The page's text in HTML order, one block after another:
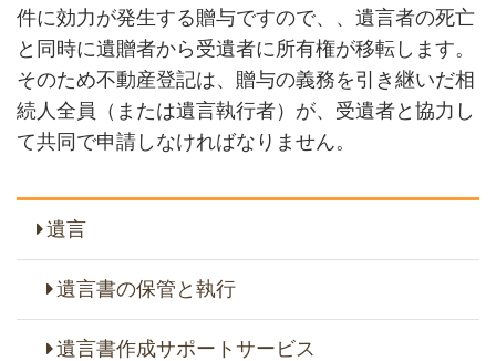
件に効力が発生する贈与ですので、、遺言者の死亡
と同時に遺贈者から受遺者に所有権が移転します。
そのため不動産登記は、贈与の義務を引き継いだ相
続人全員（または遺言執行者）が、受遺者と協力し
て共同で申請しなければなりません。
遺言
遺言書の保管と執行
遺言書作成サポートサービス